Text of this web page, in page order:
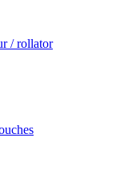
/ rollator